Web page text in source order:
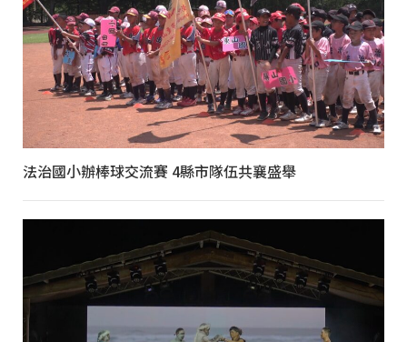
法治國小辦棒球交流賽 4縣市隊伍共襄盛舉